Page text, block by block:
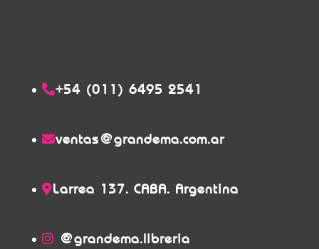
+54 (011) 6495 2541
ventas@grandema.com.ar
Larrea 137. CABA. Argentina
@grandema.libreria